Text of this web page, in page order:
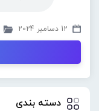
12 دسامبر 2024
دسته بندی